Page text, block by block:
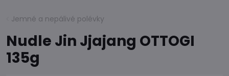
Jemné a nepálivé polévky
Nudle Jin Jjajang OTTOGI
135g